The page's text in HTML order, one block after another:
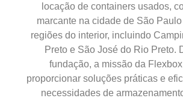
locação de containers usados,
marcante na cidade de São
regiões do interior, incluindo
Preto e São José do Rio Preto.
fundação, a missão da
proporcionar soluções práticas e
necessidades de